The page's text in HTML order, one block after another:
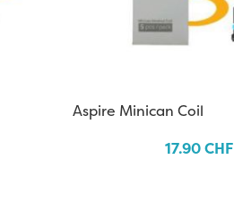
Aspire Minican Coil
17.90CHF